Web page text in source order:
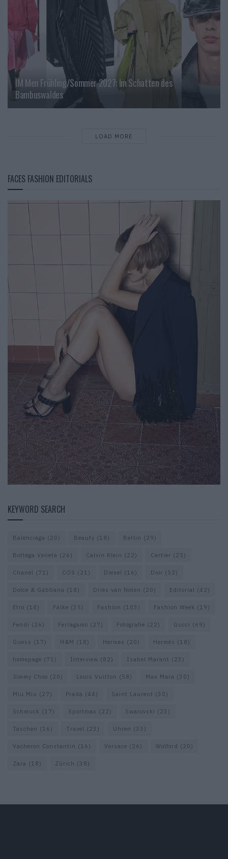
IM Men Frühling/Sommer 2027: Im Schatten des
Bambuswaldes
LOAD MORE
FACES FASHION EDITORIALS
KEYWORD SEARCH
Balenciaga (20) Beauty (18) Berlin (29)
Bottega Veneta (26) Calvin Klein (22) Cartier (25)
Chanel (71) COS (21) Diesel (16) Dior (52)
Dolce & Gabbana (18) Dries van Noten (20) Editorial (42)
Etro (18) Falke (35) Fashion (103) Fashion Week (19)
Fendi (26) Ferragamo (27) Fotografie (22) Gucci (69)
Guess (17) H&M (18) Hermes (20) Hermès (18)
homepage (71) Interview (82) Isabel Marant (23)
Jimmy Choo (20) Louis Vuitton (58) Max Mara (30)
Miu Miu (27) Prada (44) Saint Laurent (30)
Schmuck (17) Sportmax (22) Swarovski (23)
Taschen (16) Travel (23) Uhren (33)
Vacheron Constantin (16) Versace (26) Wolford (20)
Zara (18) Zürich (38)